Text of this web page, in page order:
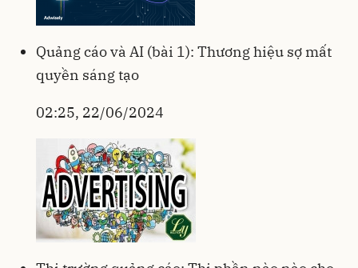
Quảng cáo và AI (bài 1): Thương hiệu sợ mất
quyền sáng tạo
02:25, 22/06/2024